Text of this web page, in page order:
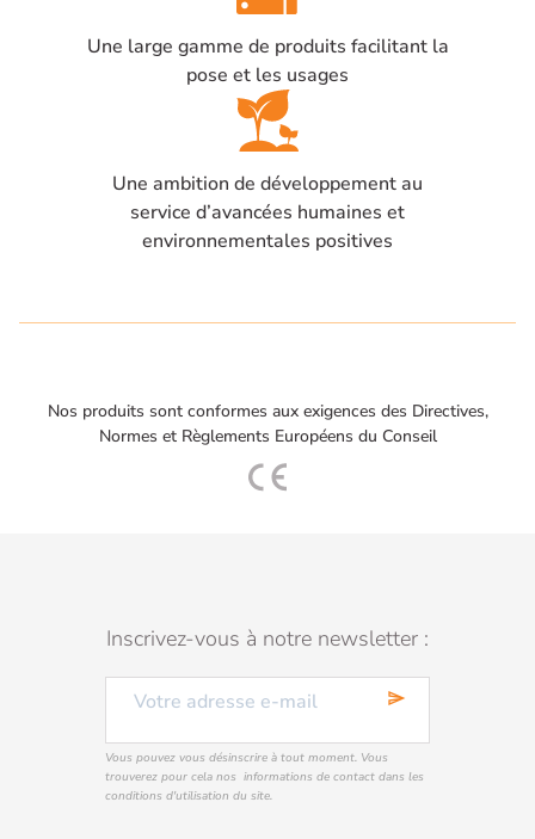
Une large gamme de produits facilitant la
pose et les usages
Une ambition de développement au
service d’avancées humaines et
environnementales positives
Nos produits sont conformes aux exigences des Directives,
Normes et Règlements Européens du Conseil
Inscrivez-vous à notre newsletter :
send
Vous pouvez vous désinscrire à tout moment. Vous
trouverez pour cela nos informations de contact dans les
conditions d'utilisation du site.